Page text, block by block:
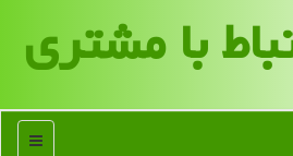
با مشتری
منو